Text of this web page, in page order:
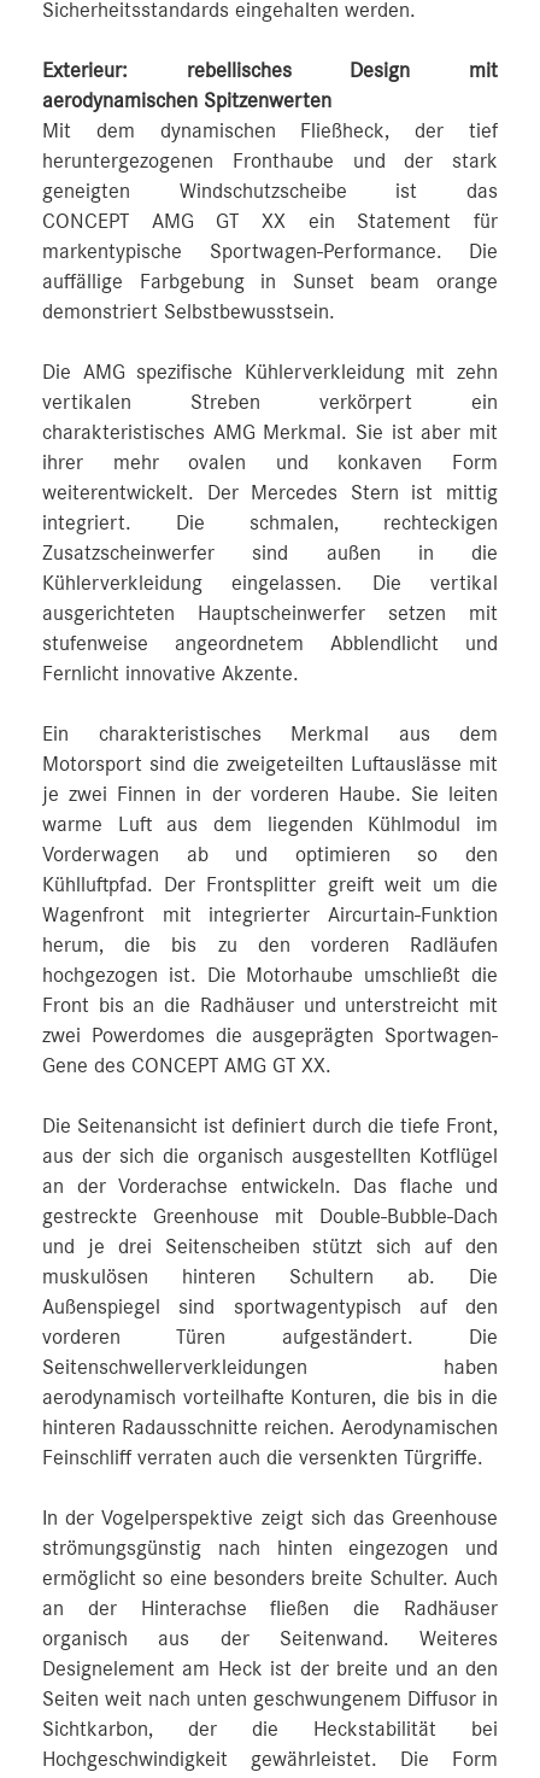
Sicherheitsstandards eingehalten werden.
Exterieur: rebellisches Design mit
aerodynamischen Spitzenwerten
Mit dem dynamischen Fließheck, der tief
heruntergezogenen Fronthaube und der stark
geneigten Windschutzscheibe ist das
CONCEPT AMG GT XX ein Statement für
markentypische Sportwagen-Performance. Die
auffällige Farbgebung in Sunset beam orange
demonstriert Selbstbewusstsein.
Die AMG spezifische Kühlerverkleidung mit zehn
vertikalen Streben verkörpert ein
charakteristisches AMG Merkmal. Sie ist aber mit
ihrer mehr ovalen und konkaven Form
weiterentwickelt. Der Mercedes Stern ist mittig
integriert. Die schmalen, rechteckigen
Zusatzscheinwerfer sind außen in die
Kühlerverkleidung eingelassen. Die vertikal
ausgerichteten Hauptscheinwerfer setzen mit
stufenweise angeordnetem Abblendlicht und
Fernlicht innovative Akzente.
Ein charakteristisches Merkmal aus dem
Motorsport sind die zweigeteilten Luftauslässe mit
je zwei Finnen in der vorderen Haube. Sie leiten
warme Luft aus dem liegenden Kühlmodul im
Vorderwagen ab und optimieren so den
Kühlluftpfad. Der Frontsplitter greift weit um die
Wagenfront mit integrierter Aircurtain-Funktion
herum, die bis zu den vorderen Radläufen
hochgezogen ist. Die Motorhaube umschließt die
Front bis an die Radhäuser und unterstreicht mit
zwei Powerdomes die ausgeprägten Sportwagen-
Gene des CONCEPT AMG GT XX.
Die Seitenansicht ist definiert durch die tiefe Front,
aus der sich die organisch ausgestellten Kotflügel
an der Vorderachse entwickeln. Das flache und
gestreckte Greenhouse mit Double-Bubble-Dach
und je drei Seitenscheiben stützt sich auf den
muskulösen hinteren Schultern ab. Die
Außenspiegel sind sportwagentypisch auf den
vorderen Türen aufgeständert. Die
Seitenschwellerverkleidungen haben
aerodynamisch vorteilhafte Konturen, die bis in die
hinteren Radausschnitte reichen. Aerodynamischen
Feinschliff verraten auch die versenkten Türgriffe.
In der Vogelperspektive zeigt sich das Greenhouse
strömungsgünstig nach hinten eingezogen und
ermöglicht so eine besonders breite Schulter. Auch
an der Hinterachse fließen die Radhäuser
organisch aus der Seitenwand. Weiteres
Designelement am Heck ist der breite und an den
Seiten weit nach unten geschwungenem Diffusor in
Sichtkarbon, der die Heckstabilität bei
Hochgeschwindigkeit gewährleistet. Die Form